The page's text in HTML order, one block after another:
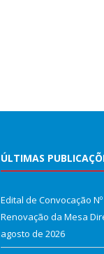
ÚLTIMAS
Edital de Convocação
Renovação da Mesa
agosto de 2026